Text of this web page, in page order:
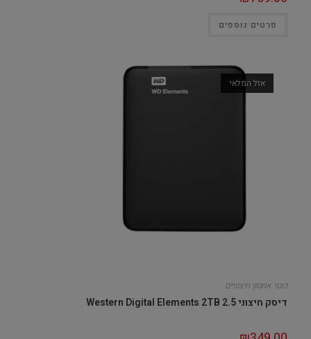
פרטים נוספים
אזל המלאי
כונני אחסון חיצוניים
דיסק חיצוני 2.5 Western Digital Elements 2TB